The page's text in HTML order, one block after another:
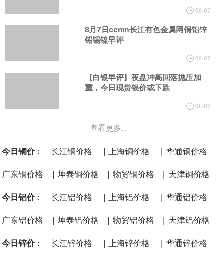
据报道，威刚近日在法说会上表示，在需求增加、价格走高及货源
稳定的三大有利因素带动下，预期第3季度营运将优于第2季度，并
进一步扩大全年营运成果。
美国国会预算办公室（CBO）于当地时间5日发布报告称，美国海军
计划建造的15艘核动力“特朗普级”（Trump-class）战列舰，从研发
到采购的总费用可能高达2750亿美元，为美国有史以来最昂贵的水
面战舰项目之一。 根据CBO的初步估算，首舰造价约234亿美元，
后续14艘平均每艘约180亿美元。
黄金价格有望录得自今年1月以来最大单周涨幅。油价走弱为金价提
供支撑，同时投资者正等待美国非农就业数据，以寻找美国利率前
08-07
8月7日ccmn长江有色金属网铜铝锌
铅锡镍早评
08-07
【白银早评】夜盘冲高回落抛压加
重，今日现货银价或下跌
08-07
查看更多...
今日铜价 : 长江铜价格 | 上海铜价格 | 华通铜价格
广东铜价格 | 坤泰铜价格 | 物贸铜价格 | 天津铜价格
今日铝价 : 长江铝价格 上海铝价格 华通铝价格
广东铝价格 | 坤泰铝价格 | 物贸铝价格 | 天津铝价格
今日锌价 : 长江锌价格 上海锌价格 华通锌价格